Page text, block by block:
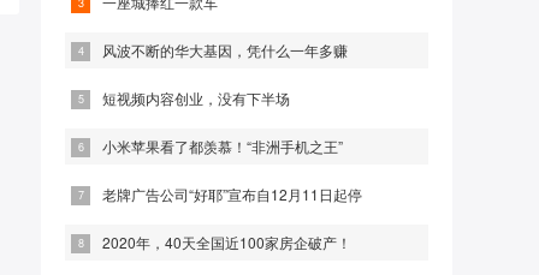
风波不断的华大基因，凭什么一年多赚
短视频内容创业，没有下半场
小米苹果看了都羡慕！“非洲手机之王”
老牌广告公司“好耶”宣布自12月11日起停
2020年，40天全国近100家房企破产！